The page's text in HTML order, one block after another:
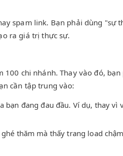
spam link. Bạn phải dùng "sự
ra giá trị thực sự.
chi nhánh. Thay vào đó,
cần tập trung vào:
đang đau đầu. Ví dụ, thay vì
thăm mà thấy trang load